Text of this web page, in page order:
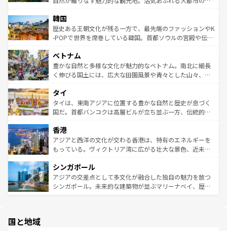
ワイを、存分に味わってほしい。 なお、新着のハワイ情報
はコンテンツ一覧を参照してほしい。
いる。アクティビティも充実しており、サーフィンやダイ
ビング、ハイキングなど、アウトドア好きにはたまらな
い。オーストラリアの多彩な魅力を存分に味わいつくそ
参照してほしい。
ン）、静ひつな山岳地帯である台湾東部など、都市の喧騒
と山間の静けさが共存しており、訪れる人に新しい発見と
驚きをもたらしてくれる。また、奥深い台湾の食文化も魅
容にもいいと評判のスイーツなど、バラエティ豊かな料理
が味わえる。 なお、新着の台湾情報は コンテンツ一覧を参
照してほしい。
韓国
歴史ある王朝文化が残る一方で、最先端のファッションやK
-POPで世界を席巻している韓国。首都ソウルの宮殿や伝統
き、地方に足を延ばせば四季折々の自然美を楽しむことが
できる。そして、キムチや焼肉、絶品のストリートフード
まで、さまざまな韓国料理が待っている。夜には、韓国な
リティに包まれながら、韓国の多彩な魅力を心ゆくまで味
わってみてほしい。 なお、新着の韓国情報はコンテンツ一
覧を参照してほしい。
ベトナム
豊かな自然と多様な文化が魅力的なベトナム。南北に細長
く伸びる国土には、広大な田園風景や青々とした山々、世
急速な発展と共に伝統が息づく。ハノイの古い町並みやホ
ーチミン市のフランス統治時代の建物も、独特の雰囲気を
醸し出している。また、バラエティの豊かさとおいしさで
とつ。フォーやバインミー、ベトナムコーヒーなどは、ぜ
ひ現地で味わいたい。どの地域を訪れてもあたたかい人々
が旅行者を迎えてくれるので、きっと忘れられない旅にな
参照してほしい。
タイ
タイは、東南アジアに位置する豊かな自然と歴史が息づく
国だ。首都バンコクは高層ビルが立ち並ぶ一方、伝統的な
の活気が交差している。北部ではチェンマイなどの山岳地
帯で自然と触れ合い、南部ではプーケットやクラビの美し
いビーチでリゾート気分を楽しむことができる。タイ料理
激する。気候は一年中温暖で、どの季節にも異なる楽しみ
が待っている。親しみやすいタイの人々、仏教を中心とし
た文化、そして多様な観光資源が、訪れる旅人を魅了し続
香港
アジアと西洋の文化が交わる香港は、特有のエネルギーを
もっている。ヴィクトリア湾に広がる壮大な景色、近未来
み、どこを訪れても感動するはず。観光スポットが密集し
ており、効率よく見どころを回れるのも魅力。息をのむよ
うな絶景から文化的な体験まで、香港を存分に楽しみ尽く
シンガポール
アジアの交差点として多文化が融合した独自の魅力を放つ
シンガポール。未来的な建築物が並ぶマリーナベイ、歴史
国と地域